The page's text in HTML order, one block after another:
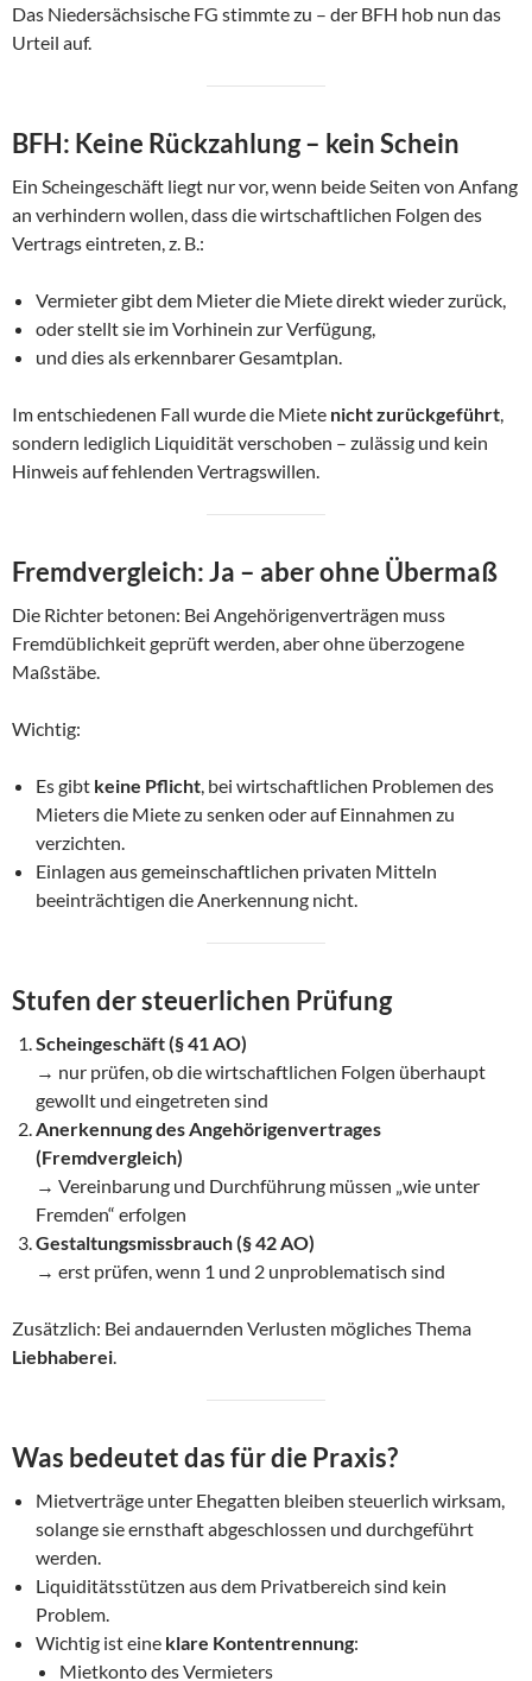
Das Niedersächsische FG stimmte zu – der BFH hob nun das
Urteil auf.
BFH: Keine Rückzahlung – kein Schein
Ein Scheingeschäft liegt nur vor, wenn beide Seiten von Anfang
an verhindern wollen, dass die wirtschaftlichen Folgen des
Vertrags eintreten, z. B.:
Vermieter gibt dem Mieter die Miete direkt wieder zurück,
oder stellt sie im Vorhinein zur Verfügung,
und dies als erkennbarer Gesamtplan.
Im entschiedenen Fall wurde die Miete nicht zurückgeführt
sondern lediglich Liquidität verschoben – zulässig und kein
Hinweis auf fehlenden Vertragswillen.
Fremdvergleich: Ja – aber ohne Übermaß
Die Richter betonen: Bei Angehörigenverträgen muss
Fremdüblichkeit geprüft werden, aber ohne überzogene
Maßstäbe.
Wichtig:
Es gibt keine Pflicht , bei wirtschaftlichen Problemen des
Mieters die Miete zu senken oder auf Einnahmen zu
verzichten.
Einlagen aus gemeinschaftlichen privaten Mitteln
beeinträchtigen die Anerkennung nicht.
Stufen der steuerlichen Prüfung
Scheingeschäft (§ 41 AO)
→ nur prüfen, ob die wirtschaftlichen Folgen überhaupt
gewollt und eingetreten sind
Anerkennung des Angehörigenvertrages
(Fremdvergleich)
→ Vereinbarung und Durchführung müssen „wie unter
Fremden“ erfolgen
Gestaltungsmissbrauch (§ 42 AO)
→ erst prüfen, wenn 1 und 2 unproblematisch sind
Zusätzlich: Bei andauernden Verlusten mögliches Thema
Liebhaberei
Was bedeutet das für die Praxis?
Mietverträge unter Ehegatten bleiben steuerlich wirksam,
solange sie ernsthaft abgeschlossen und durchgeführt
werden.
Liquiditätsstützen aus dem Privatbereich sind kein
Problem.
Wichtig ist eine klare Kontentrennung:
Mietkonto des Vermieters